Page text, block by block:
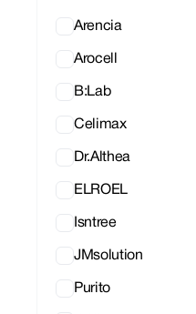
Arencia
Arocell
B:Lab
Celimax
Dr.Althea
ELROEL
Isntree
JMsolution
Purito